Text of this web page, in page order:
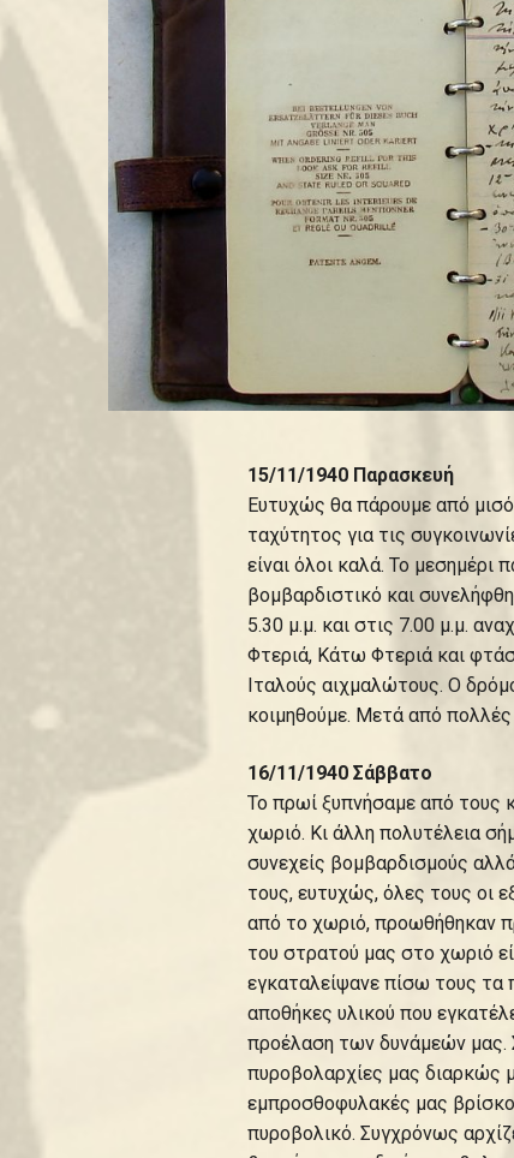
15/11/1940 Παρασκευή
Ευτυχώς θα πάρουμε από
ταχύτητος για τις
είναι όλοι καλά. Το μεσημέρι
βομβαρδιστικό και
5.30 μ.μ. και στις 7.00 μ.μ.
Φτεριά, Κάτω Φτεριά και
Ιταλούς αιχμαλώτους. Ο
κοιμηθούμε. Μετά από
16/11/1940 Σάββατο
Το πρωί ξυπνήσαμε από τους
χωριό. Κι άλλη πολυτέλεια
συνεχείς βομβαρδισμούς
τους, ευτυχώς, όλες τους οι
από το χωριό, προωθήθηκαν
του στρατού μας στο χωριό
εγκαταλείψανε πίσω τους τα
αποθήκες υλικού που
προέλαση των δυνάμεών μας.
πυροβολαρχίες μας διαρκώς
εμπροσθοφυλακές μας
πυροβολικό. Συγχρόνως